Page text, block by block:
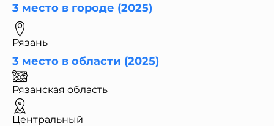
3 место в городе (2025)
Рязань
3 место в области (2025)
Рязанская область
Центральный